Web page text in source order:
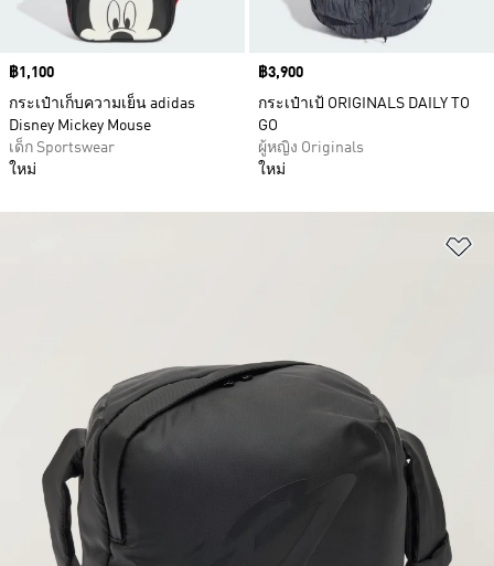
Price
฿1,100
กระเป๋าเก็บความเย็น adidas
Disney Mickey Mouse
เด็ก Sportswear
ใหม่
Price
฿3,900
กระเป๋าเป้ ORIGINALS DAILY TO
GO
ผู้หญิง Originals
ใหม่